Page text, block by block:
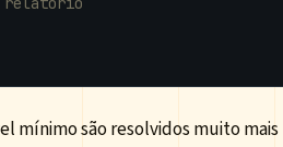
mínimo são resolvidos muito